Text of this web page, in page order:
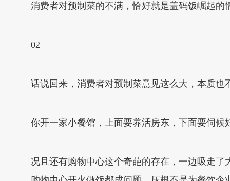
消费者对预制菜的不满，恰好就是盖码饭崛起的
02
话说回来，消费者对预制菜意见这么大，本质
你开一家小餐馆，上面要养活房东，下面要伺
况且还有购物中心这个奇葩的存在，一边吸走